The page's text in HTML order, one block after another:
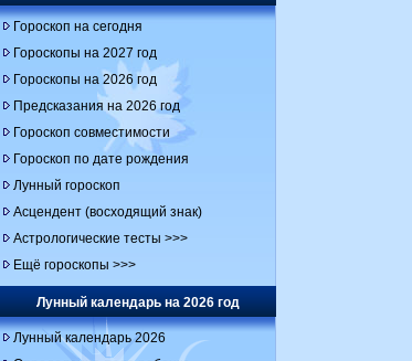
Гороскоп на сегодня
Гороскопы на 2027 год
Гороскопы на 2026 год
Предсказания на 2026 год
Гороскоп совместимости
Гороскоп по дате рождения
Лунный гороскоп
Асцендент (восходящий знак)
Астрологические тесты >>>
Ещё гороскопы >>>
Лунный календарь на 2026 год
Лунный календарь 2026